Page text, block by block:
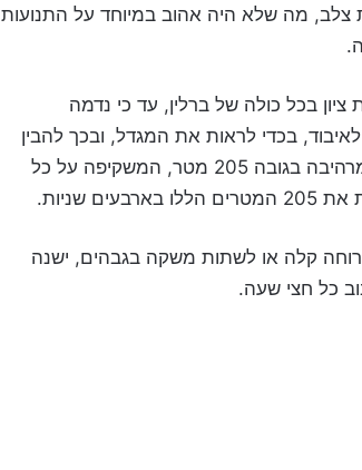
צלב, מה שלא היה אהוב במיוחד על התנועות
של 365 מטר, והוא נקודת ציון בכל כולה של ברלין, עד כי נדמה
בכדי לראות את המגדל, ובכך להבין
היכן אתם נמצאים. במגדל ישנה נקודת תצפית פנורמית מרהיבה בגובה 205 מטר, המשקיפה על כל
קלה או לשתות משקה בגבהים, ישנה
כל חצי שעה.